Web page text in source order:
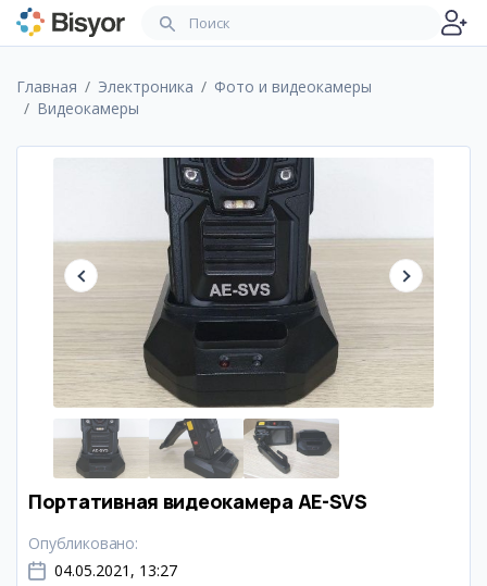
Главная Электроника
Фото и видеокамеры
Видеокамеры
Портативная видеокамера AE-SVS
Опубликовано:
04.05.2021, 13:27